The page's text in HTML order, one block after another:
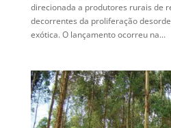
direcionada a produtores rurais de
decorrentes da proliferação
exótica. O lançamento ocorreu na...